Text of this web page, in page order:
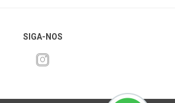
SIGA-NOS